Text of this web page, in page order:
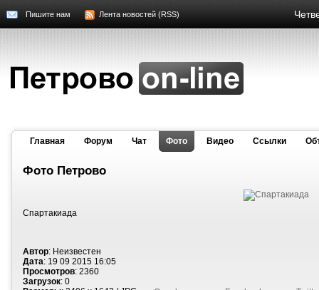
Пишите нам Лента новостей (RSS)
Главная Форум Чат Фото Видео Cсылки
Фото Петрово
Спартакиада
Автор: Неизвестен
Дата: 19 09 2015 16:05
Просмотров: 2360
Загрузок: 0